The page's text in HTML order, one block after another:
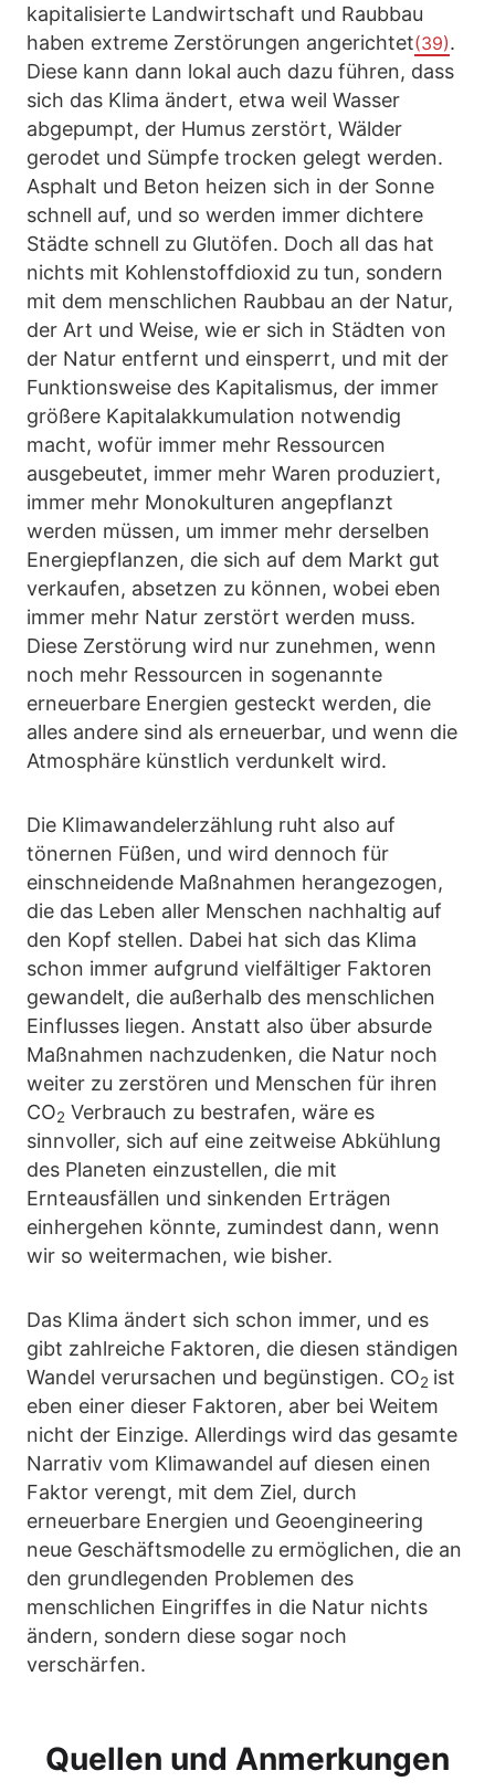
kapitalisierte Landwirtschaft und Raubbau
haben extreme Zerstörungen angerichtet(39).
Diese kann dann lokal auch dazu führen, dass
sich das Klima ändert, etwa weil Wasser
abgepumpt, der Humus zerstört, Wälder
gerodet und Sümpfe trocken gelegt werden.
Asphalt und Beton heizen sich in der Sonne
schnell auf, und so werden immer dichtere
Städte schnell zu Glutöfen. Doch all das hat
nichts mit Kohlenstoffdioxid zu tun, sondern
mit dem menschlichen Raubbau an der Natur,
der Art und Weise, wie er sich in Städten von
der Natur entfernt und einsperrt, und mit der
Funktionsweise des Kapitalismus, der immer
größere Kapitalakkumulation notwendig
macht, wofür immer mehr Ressourcen
ausgebeutet, immer mehr Waren produziert,
immer mehr Monokulturen angepflanzt
werden müssen, um immer mehr derselben
Energiepflanzen, die sich auf dem Markt gut
verkaufen, absetzen zu können, wobei eben
immer mehr Natur zerstört werden muss.
Diese Zerstörung wird nur zunehmen, wenn
noch mehr Ressourcen in sogenannte
erneuerbare Energien gesteckt werden, die
alles andere sind als erneuerbar, und wenn die
Atmosphäre künstlich verdunkelt wird.
Die Klimawandelerzählung ruht also auf
tönernen Füßen, und wird dennoch für
einschneidende Maßnahmen herangezogen,
die das Leben aller Menschen nachhaltig auf
den Kopf stellen. Dabei hat sich das Klima
schon immer aufgrund vielfältiger Faktoren
gewandelt, die außerhalb des menschlichen
Einflusses liegen. Anstatt also über absurde
Maßnahmen nachzudenken, die Natur noch
weiter zu zerstören und Menschen für ihren
CO2 Verbrauch zu bestrafen, wäre es
sinnvoller, sich auf eine zeitweise Abkühlung
des Planeten einzustellen, die mit
Ernteausfällen und sinkenden Erträgen
einhergehen könnte, zumindest dann, wenn
wir so weitermachen, wie bisher.
Das Klima ändert sich schon immer, und es
gibt zahlreiche Faktoren, die diesen ständigen
Wandel verursachen und begünstigen. CO2 ist
eben einer dieser Faktoren, aber bei Weitem
nicht der Einzige. Allerdings wird das gesamte
Narrativ vom Klimawandel auf diesen einen
Faktor verengt, mit dem Ziel, durch
erneuerbare Energien und Geoengineering
neue Geschäftsmodelle zu ermöglichen, die an
den grundlegenden Problemen des
menschlichen Eingriffes in die Natur nichts
ändern, sondern diese sogar noch
verschärfen.
Quellen und Anmerkungen